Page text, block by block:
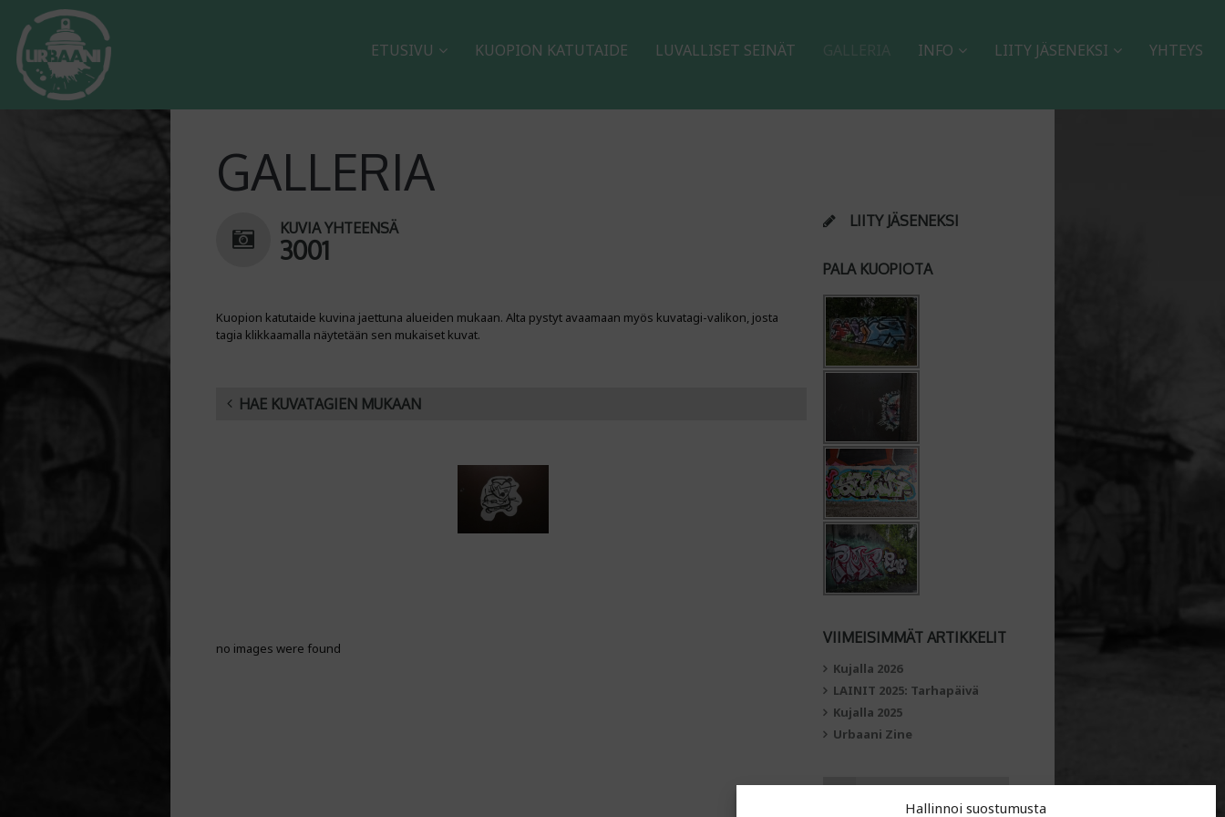
Hallinnoi suostumusta
ETUSIVU KUOPION KATUTAIDE LUVALLISET SEINÄT INFO LIITY JÄSENEKSI YHTEYS
GALLERIA
KUVIA YHTEENSÄ
3001
Kuopion katutaide kuvina jaettuna alueiden mukaan. Alta pystyt avaamaan myös kuvatagi-valikon, josta
tagia klikkaamalla näytetään sen mukaiset kuvat.
HAE KUVATAGIEN MUKAAN
no images were found
LIITY JÄSENEKSI
PALA KUOPIOTA
VIIMEISIMMÄT ARTIKKELIT
Kujalla 2026
LAINIT 2025: Tarhapäivä
Kujalla 2025
Urbaani Zine